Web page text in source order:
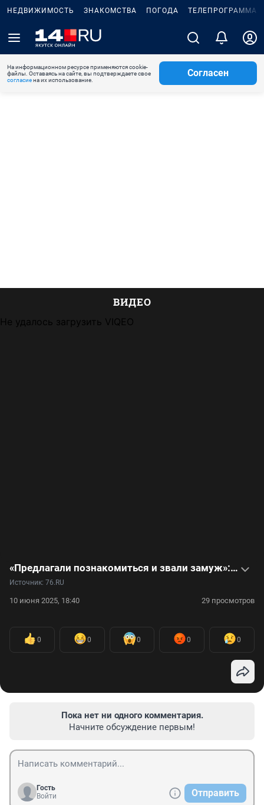
НЕДВИЖИМОСТЬ ЗНАКОМСТВА ПОГОДА ТЕЛЕПРОГРАММА
На информационном ресурсе применяются cookie-
файлы. Оставаясь на сайте, вы подтверждаете свое
согласиена их использование.
Согласен
ВИДЕО
Не удалось загрузить VIQEO
«Предлагали познакомиться и звали замуж»: туристка рассказала о впечатлении об Абхазии
Источник: 76.RU
10 июня 2025, 18:40 29 просмотров
0 0 0 0 0
Пока нет ни одного комментария.
Начните обсуждение первым!
Гость
Войти
Отправить